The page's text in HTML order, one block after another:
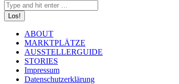
ABOUT
MARKTPLÄTZE
AUSSTELLERGUIDE
STORIES
Impressum
Datenschutzerklärung